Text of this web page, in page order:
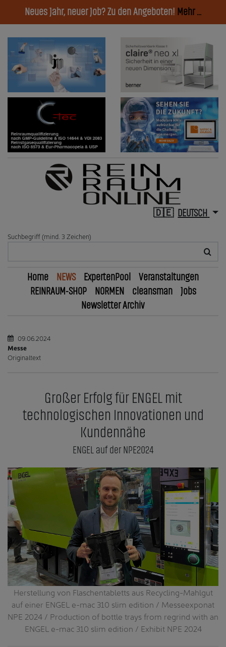
Neues Jahr, neuer Job? Zu den Angeboten! Mehr ...
DEUTSCH
Suchbegriff (mind. 3 Zeichen)
Home NEWS ExpertenPool
Veranstaltungen
REINRAUM-SHOP
NORMEN cleansman
Jobs
Newsletter Archiv
09.06.2024
Messe
Originaltext
Großer Erfolg für ENGEL mit
technologischen Innovationen und
Kundennähe
ENGEL auf der NPE2024
Herstellung von Flaschentabletts aus Recycling-Mahlgut
auf einer ENGEL e-mac 310 slim edition / Messeexponat
NPE 2024 / Production of bottle trays from regrind with an
ENGEL e-mac 310 slim edition / Exhibit NPE 2024